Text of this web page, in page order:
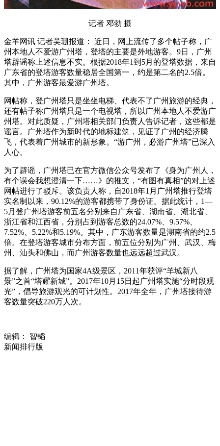
记者 邓勃 摄
金羊网讯 记者吴珊报道： 近日，网上流传了多个帖子称，广
州本地人不爱游广州塔，登塔的主要是外地游客。9日，广州
塔辟谣称上述信息不实。根据2018年1到5月的登塔数据，来自
广东省的登塔游客数量稳居全国第一，约是第二名的2.5倍。
其中，广州游客最爱游广州塔。
网帖称，登广州塔只是坐坐电梯、代表不了广州旅游的经典，
还有帖子称广州塔只是一个电视塔，所以广州本地人不爱游广
州塔。对此质疑，广州塔相关部门负责人告诉记者，这些都是
谣言。广州塔作为新时代的地标建筑，见证了广州的经济腾
飞，代表着广州城市的新形象。“游广州，必游广州塔”已深入
人心。
为了辟谣，广州塔已在官方微信公众号发布了《身为广州人，
有个误会我想澄清一下……》的推文，“有图有真相”的对上述
网帖进行了驳斥。该负责人称，自2018年1月广州塔推行登塔
实名制以来，90.12%的游客都携带了身份证。据此统计，1—
5月登广州塔游客前五名分别来自广东省、湖南省、湖北省、
浙江省和江西省，分别占到游客总数的24.07%、9.57%、
7.52%、5.22%和5.19%。其中，广东游客数量是湖南省的约2.5
倍。在登塔游客城市分布方面，前五位分别为广州、武汉、梅
州、汕头和佛山，而广州游客数量也远远超过武汉。
据了解，广州塔为国家4A级景区，2011年获评“羊城新八
景”之首“塔耀新城”。2017年10月15日起广州塔实施“分时段观
光”，倡导旅游观光的可计划性。2017年全年，广州塔接待游
客数量突破220万人次。
编辑： 智韬
新闻排行版